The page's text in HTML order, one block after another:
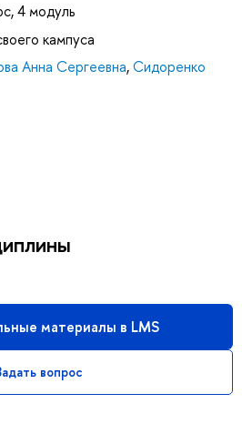
4 модуль
кампуса
Анна Сергеевна,Сидоренко
материалы в LMS
вопрос